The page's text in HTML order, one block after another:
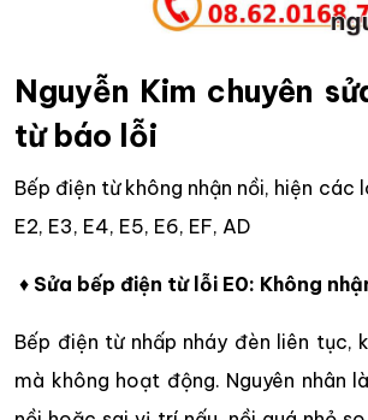
Nguyễn Kim chuyên
từ báo lỗi
Bếp điện từ không nhận nồi, hiện các
E2, E3, E4, E5, E6, EF, AD
♦ Sửa bếp điện từ lỗi E0: Không
Bếp điện từ nhấp nháy đèn liên tục,
mà không hoạt động. Nguyên nhân